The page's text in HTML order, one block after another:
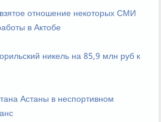
отношение некоторых СМИ
в Актобе
никель на 85,9 млн руб к
Астаны в неспортивном